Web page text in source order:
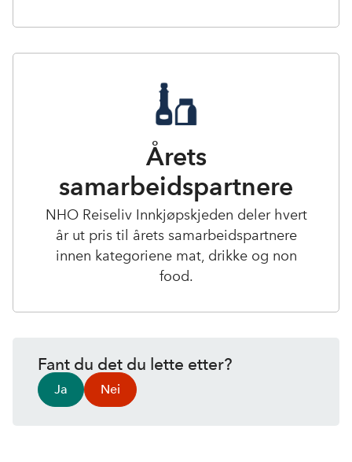
Årets
samarbeidspartnere
NHO Reiseliv Innkjøpskjeden deler hvert
år ut pris til årets samarbeidspartnere
innen kategoriene mat, drikke og non
food.
Fant du det du lette etter?
Ja Nei